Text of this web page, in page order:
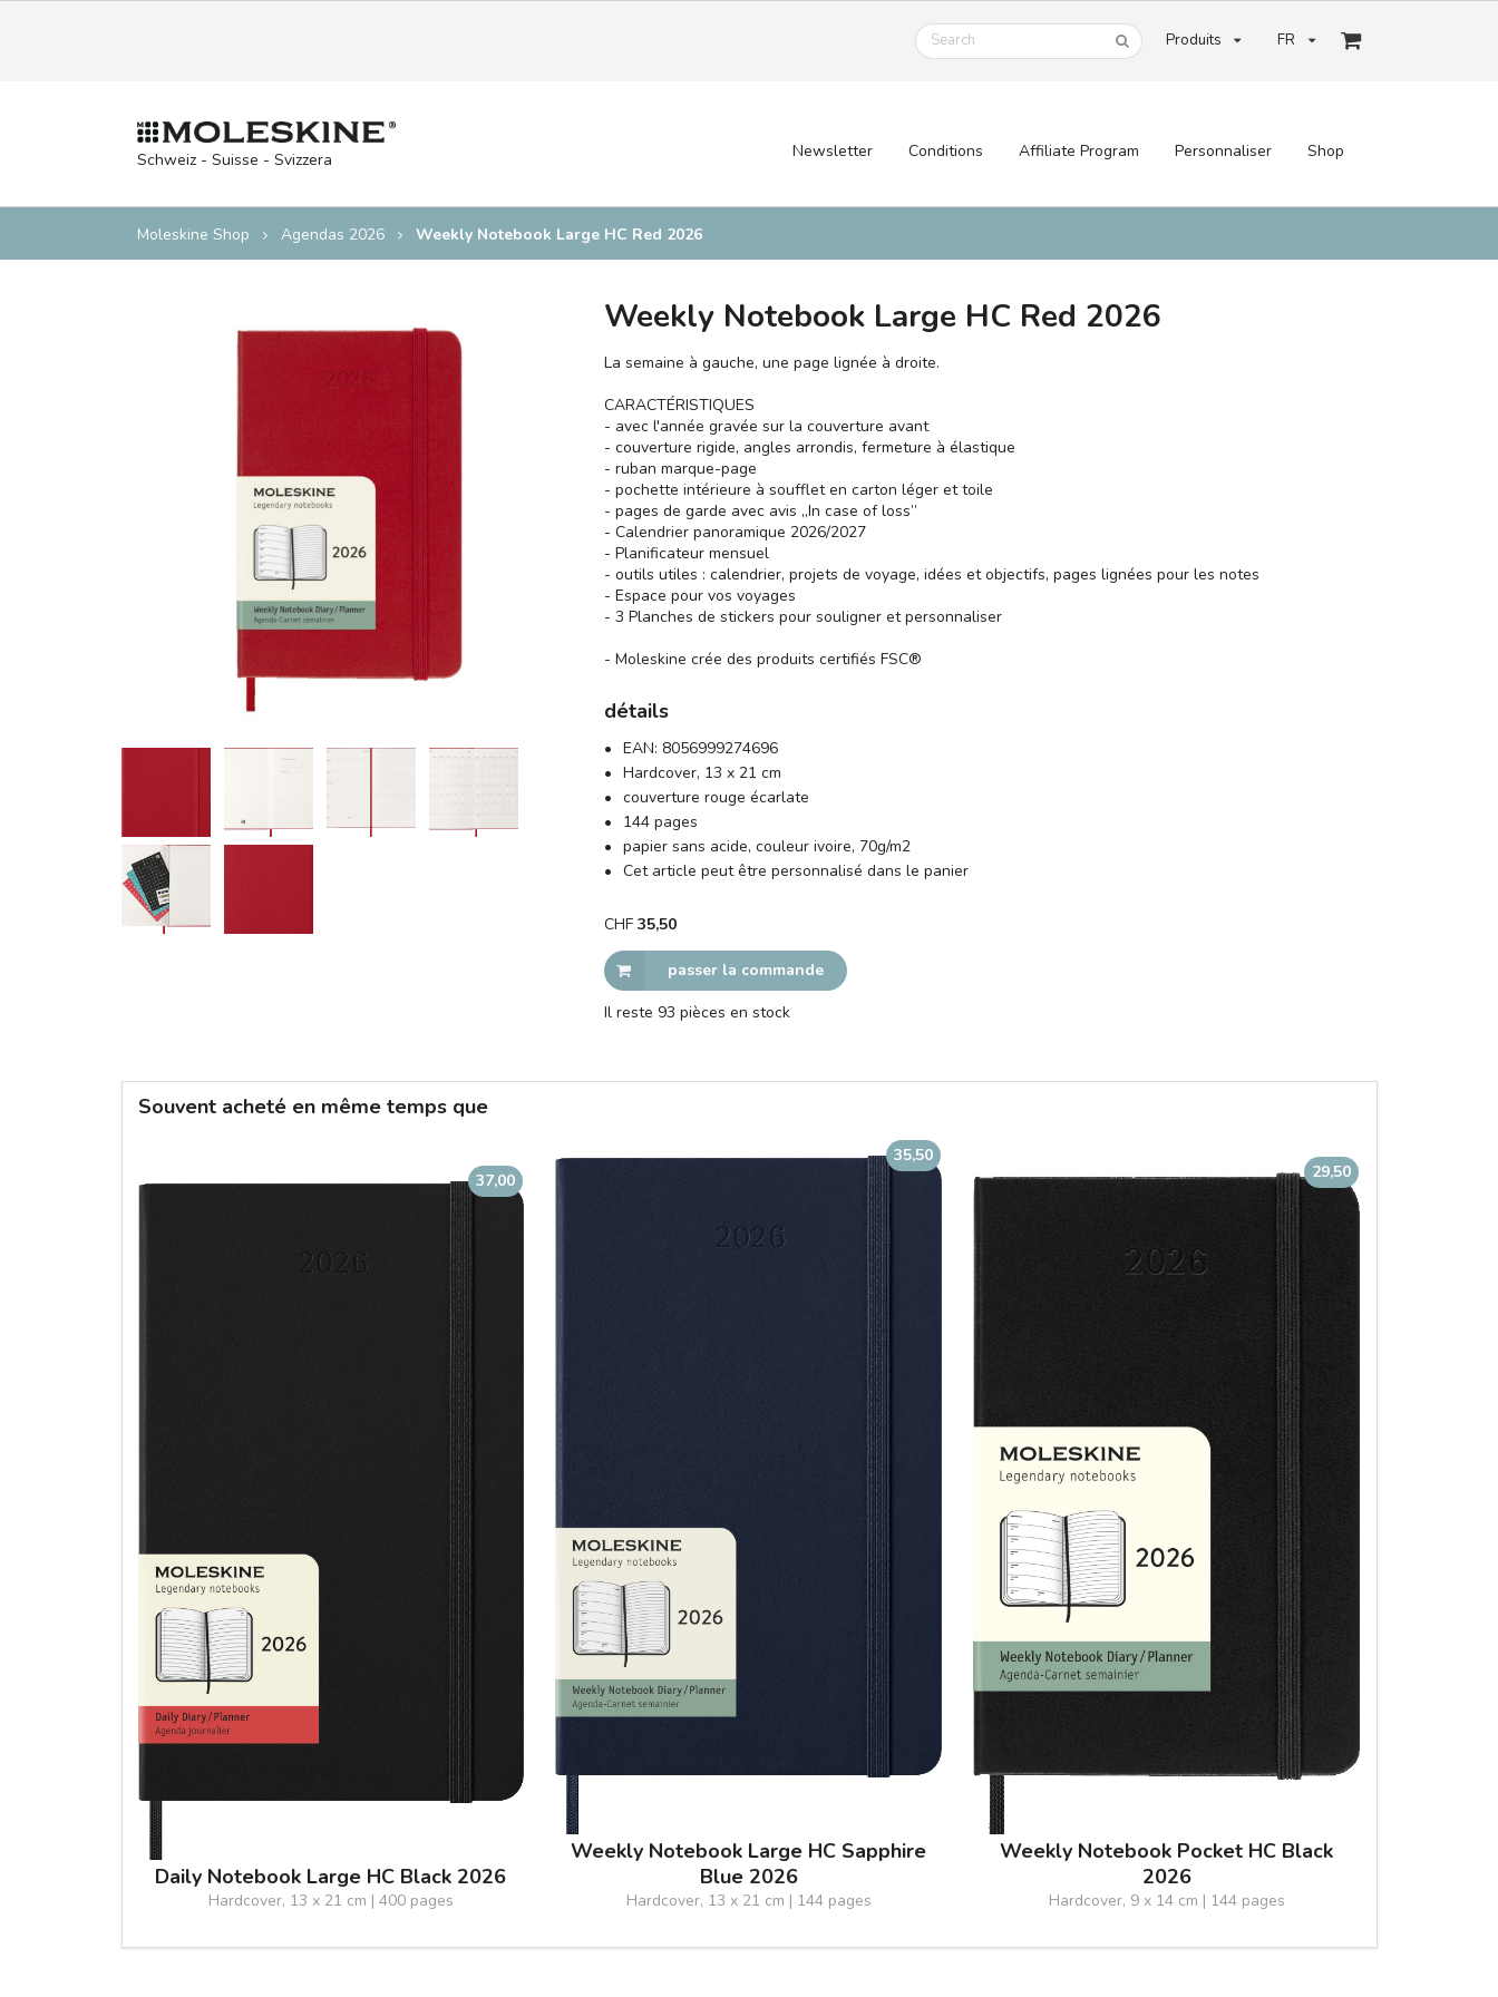
Produits FR
Schweiz - Suisse - Svizzera Newsletter Conditions Affiliate Program Personnaliser Shop
Moleskine Shop Agendas 2026 Weekly Notebook Large HC Red 2026
Weekly Notebook Large HC Red 2026
La semaine à gauche, une page lignée à droite.
CARACTÉRISTIQUES
- avec l'année gravée sur la couverture avant
- couverture rigide, angles arrondis, fermeture à élastique
- ruban marque-page
- pochette intérieure à soufflet en carton léger et toile
- pages de garde avec avis ,,In case of loss’’
- Calendrier panoramique 2026/2027
- Planificateur mensuel
- outils utiles : calendrier, projets de voyage, idées et objectifs, pages lignées pour les notes
- Espace pour vos voyages
- 3 Planches de stickers pour souligner et personnaliser
- Moleskine crée des produits certifiés FSC®
détails
EAN:8056999274696
Hardcover, 13 x 21 cm
couverture rouge écarlate
144 pages
papier sans acide, couleur ivoire, 70g/m2
Cet article peut être personnalisé dans le panier
CHF 35,50
passer la commande
Il reste 93 pièces en stock
Souvent acheté en même temps que
37,00
Daily Notebook Large HC Black 2026
Hardcover, 13 x 21 cm | 400 pages
35,50
Weekly Notebook Large HC Sapphire
Blue 2026
Hardcover, 13 x 21 cm | 144 pages
29,50
Weekly Notebook Pocket HC Black
2026
Hardcover, 9 x 14 cm | 144 pages